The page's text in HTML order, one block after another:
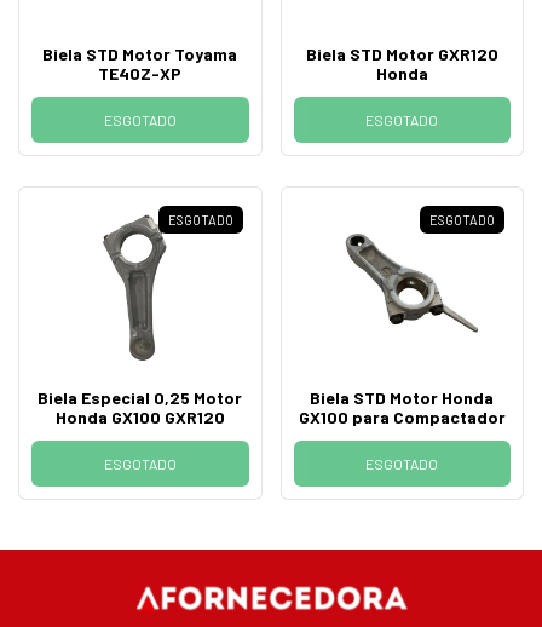
Biela STD Motor Toyama
TE40Z-XP
ESGOTADO
Biela STD Motor GXR120
Honda
ESGOTADO
ESGOTADO
Biela Especial 0,25 Motor
Honda GX100 GXR120
ESGOTADO
ESGOTADO
Biela STD Motor Honda
GX100 para Compactador
ESGOTADO